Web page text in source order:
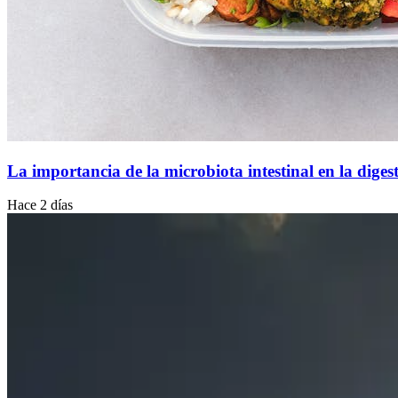
La importancia de la microbiota intestinal en la
Hace 2 días